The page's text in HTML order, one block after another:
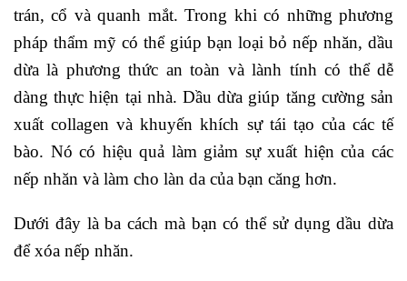
trán, cổ và quanh mắt. Trong khi có những phương
pháp thẩm mỹ có thể giúp bạn loại bỏ nếp nhăn, dầu
dừa là phương thức an toàn và lành tính có thể dễ
dàng thực hiện tại nhà. Dầu dừa giúp tăng cường sản
xuất collagen và khuyến khích sự tái tạo của các tế
bào. Nó có hiệu quả làm giảm sự xuất hiện của các
nếp nhăn và làm cho làn da của bạn căng hơn.
Dưới đây là ba cách mà bạn có thể sử dụng dầu dừa
để xóa nếp nhăn.